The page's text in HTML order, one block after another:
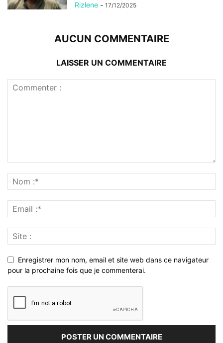
Rizlene - 17/12/2025
AUCUN COMMENTAIRE
LAISSER UN COMMENTAIRE
Enregistrer mon nom, email et site web dans ce navigateur
pour la prochaine fois que je commenterai.